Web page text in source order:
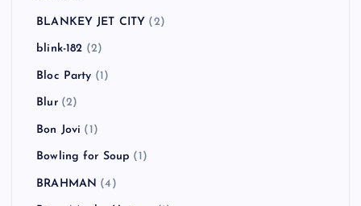
BLANKEY JET CITY (2)
blink-182 (2)
Bloc Party (1)
Blur(2)
Bon Jovi (1)
Bowling for Soup (1)
BRAHMAN (4)